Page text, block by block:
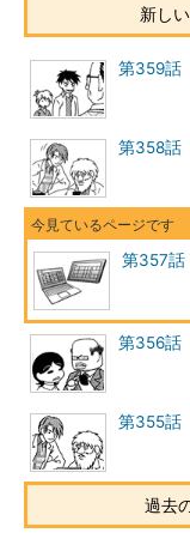
新し
第359
第358話
第357
第356
第355話
過去